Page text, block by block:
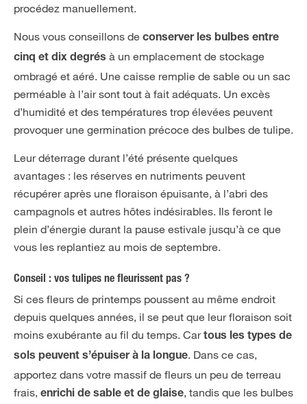
procédez manuellement.
Nous vous conseillons de conserver les bulbes entre
cinq et dix degrés à un emplacement de stockage
ombragé et aéré. Une caisse remplie de sable ou un sac
perméable à l’air sont tout à fait adéquats. Un excès
d’humidité et des températures trop élevées peuvent
provoquer une germination précoce des bulbes de tulipe.
Leur déterrage durant l’été présente quelques
avantages : les réserves en nutriments peuvent
récupérer après une floraison épuisante, à l’abri des
campagnols et autres hôtes indésirables. Ils feront le
plein d’énergie durant la pause estivale jusqu’à ce que
vous les replantiez au mois de septembre.
Conseil : vos tulipes ne fleurissent pas ?
Si ces fleurs de printemps poussent au même endroit
depuis quelques années, il se peut que leur floraison soit
moins exubérante au fil du temps. Cartous les types de
sols peuvent s’épuiser à la longue. Dans ce cas,
apportez dans votre massif de fleurs un peu de terreau
frais, enrichi de sable et de glaise, tandis que les bulbes